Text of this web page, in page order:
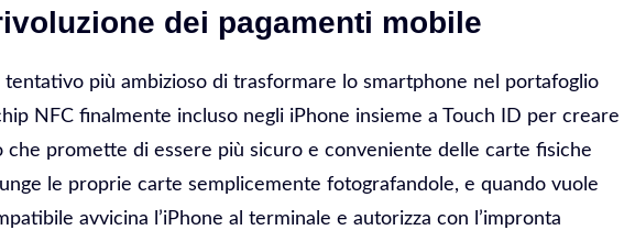
dei pagamenti mobile
più ambizioso di trasformare lo smartphone nel portafoglio
NFC finalmente incluso negli iPhone insieme a Touch ID per creare
che promette di essere più sicuro e conveniente delle carte fisiche
le proprie carte semplicemente fotografandole, e quando vuole
avvicina l’iPhone al terminale e autorizza con l’impronta